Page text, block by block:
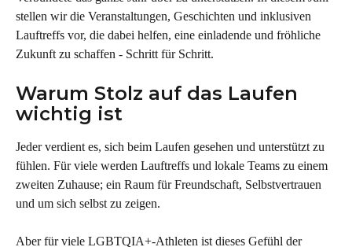
stellen wir die Veranstaltungen, Geschichten und inklusiven
Lauftreffs vor, die dabei helfen, eine einladende und fröhliche
Zukunft zu schaffen - Schritt für Schritt.
Warum Stolz auf das Laufen
wichtig ist
Jeder verdient es, sich beim Laufen gesehen und unterstützt zu
fühlen. Für viele werden Lauftreffs und lokale Teams zu einem
zweiten Zuhause; ein Raum für Freundschaft, Selbstvertrauen
und um sich selbst zu zeigen.
Aber für viele LGBTQIA+-Athleten ist dieses Gefühl der